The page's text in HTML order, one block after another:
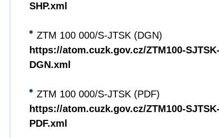
SHP.xml
ZTM 100 000/S-JTSK (DGN)
https://atom.cuzk.gov.cz/ZTM100-
DGN.xml
ZTM 100 000/S-JTSK (PDF)
https://atom.cuzk.gov.cz/ZTM100-
PDF.xml